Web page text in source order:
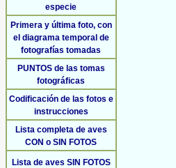
especie
Primera y última foto, con
el diagrama temporal de
fotografías tomadas
PUNTOS de las tomas
fotográficas
Codificación de las fotos e
instrucciones
Lista completa de aves
CON o SIN FOTOS
Lista de aves SIN FOTOS